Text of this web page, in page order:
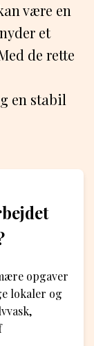
være en
et
de rette
en stabil
opgaver
lokaler og